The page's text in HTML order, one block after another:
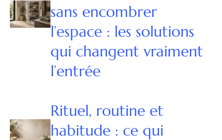
sans encombrer
l’espace : les solutions
qui changent vraiment
l’entrée
Rituel, routine et
habitude : ce qui